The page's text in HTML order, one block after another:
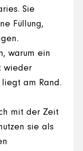
Sie
Füllung,
warum ein
wieder
am Rand.
mit der Zeit
sie als